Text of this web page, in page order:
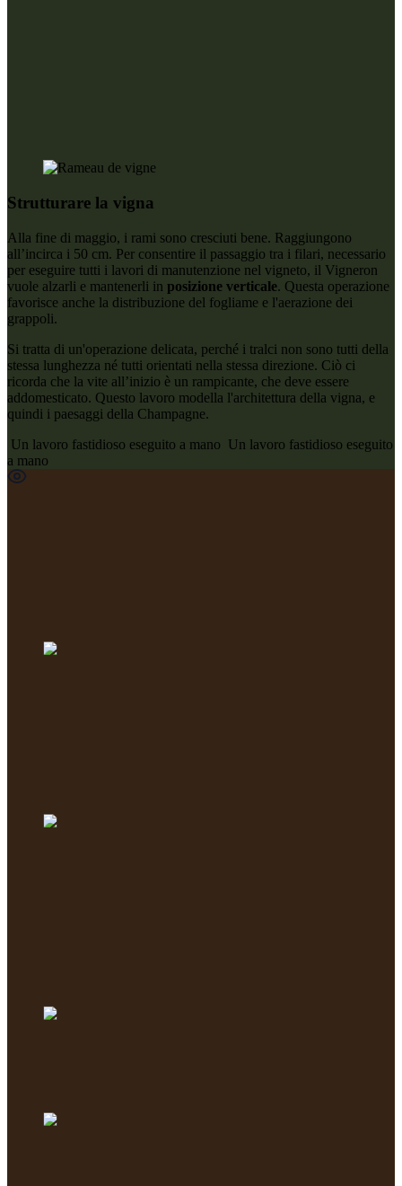
Strutturare la vigna
Alla fine di maggio, i rami sono cresciuti bene. Raggiungono
all’incirca i 50 cm. Per consentire il passaggio tra i filari, necessario
per eseguire tutti i lavori di manutenzione nel vigneto, il Vigneron
vuole alzarli e mantenerli in posizione verticale. Questa operazione
favorisce anche la distribuzione del fogliame e l'aerazione dei
grappoli.
Si tratta di un'operazione delicata, perché i tralci non sono tutti della
stessa lunghezza né tutti orientati nella stessa direzione. Ciò ci
ricorda che la vite all’inizio è un rampicante, che deve essere
addomesticato. Questo lavoro modella l'architettura della vigna, e
quindi i paesaggi della Champagne.
Un lavoro fastidioso eseguito a mano Un lavoro fastidioso eseguito
a mano